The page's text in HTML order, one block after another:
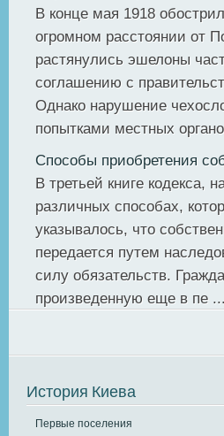
В конце мая 1918
огромном расстоянии от
растянулись эшелоны
соглашению с
Однако нарушение
попытками местных
Способы приобретения
В третьей книге кодекса,
различных способах,
указывалось, что
передается путем
силу обязательств.
произведенную еще в пе ...
История Киева
Первые поселения